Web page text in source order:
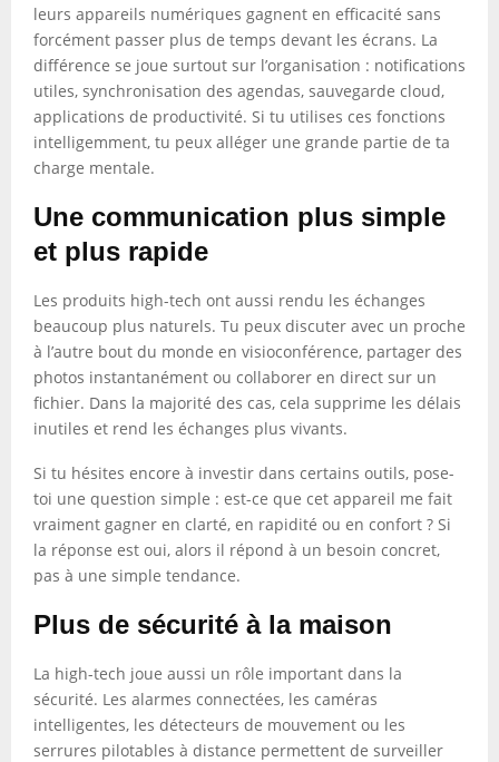
leurs appareils numériques gagnent en efficacité sans
forcément passer plus de temps devant les écrans. La
différence se joue surtout sur l’organisation : notifications
utiles, synchronisation des agendas, sauvegarde cloud,
applications de productivité. Si tu utilises ces fonctions
intelligemment, tu peux alléger une grande partie de ta
charge mentale.
Une communication plus simple
et plus rapide
Les produits high-tech ont aussi rendu les échanges
beaucoup plus naturels. Tu peux discuter avec un proche
à l’autre bout du monde en visioconférence, partager des
photos instantanément ou collaborer en direct sur un
fichier. Dans la majorité des cas, cela supprime les délais
inutiles et rend les échanges plus vivants.
Si tu hésites encore à investir dans certains outils, pose-
toi une question simple : est-ce que cet appareil me fait
vraiment gagner en clarté, en rapidité ou en confort ? Si
la réponse est oui, alors il répond à un besoin concret,
pas à une simple tendance.
Plus de sécurité à la maison
La high-tech joue aussi un rôle important dans la
sécurité. Les alarmes connectées, les caméras
intelligentes, les détecteurs de mouvement ou les
serrures pilotables à distance permettent de surveiller